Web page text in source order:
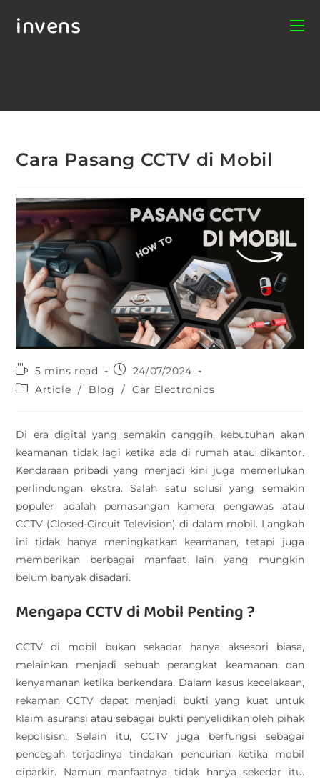
invens
Cara Pasang CCTV di Mobil
5 mins read
24/07/2024
Article / Blog / Car Electronics
Di era digital yang semakin canggih, kebutuhan akan
keamanan tidak lagi ketika ada di rumah atau dikantor.
Kendaraan pribadi yang menjadi kini juga memerlukan
perlindungan ekstra. Salah satu solusi yang semakin
populer adalah pemasangan kamera pengawas atau
CCTV (Closed-Circuit Television) di dalam mobil. Langkah
ini tidak hanya meningkatkan keamanan, tetapi juga
memberikan berbagai manfaat lain yang mungkin
belum banyak disadari.
Mengapa CCTV di Mobil Penting ?
CCTV di mobil bukan sekadar hanya aksesori biasa,
melainkan menjadi sebuah perangkat keamanan dan
kenyamanan ketika berkendara. Dalam kasus kecelakaan,
rekaman CCTV dapat menjadi bukti yang kuat untuk
klaim asuransi atau sebagai bukti penyelidikan oleh pihak
kepolisisn. Selain itu, CCTV juga berfungsi sebagai
pencegah terjadinya tindakan pencurian ketika mobil
diparkir. Namun manfaatnya tidak hanya sekedar itu.